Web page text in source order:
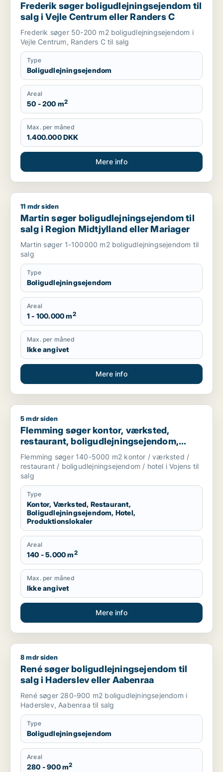
Frederik søger boligudlejningsejendom til
salg i Vejle Centrum eller Randers C
Frederik søger 50-200 m2 boligudlejningsejendom i
Vejle Centrum, Randers C til salg
Type
Boligudlejningsejendom
Areal
50 - 200 m2
Max. per måned
1.400.000 DKK
Mere info
Martin søger boligudlejningsejendom til salg i Region
11 mdr siden
Martin søger boligudlejningsejendom til
salg i Region Midtjylland eller Mariager
Martin søger 1-100000 m2 boligudlejningsejendom til
salg
Type
Boligudlejningsejendom
Areal
1 - 100.000 m2
Max. per måned
Ikke angivet
Mere info
Flemming søger kontor, værksted, restaurant,
5 mdr siden
Flemming søger kontor, værksted,
restaurant, boligudlejningsejendom,
hotel eller produktionslokaler til salg i
Vojens
Flemming søger 140-5000 m2 kontor / værksted /
restaurant / boligudlejningsejendom / hotel i Vojens til
salg
Type
Kontor, Værksted, Restaurant,
Boligudlejningsejendom, Hotel,
Produktionslokaler
Areal
140 - 5.000 m2
Max. per måned
Ikke angivet
Mere info
René søger boligudlejningsejendom til salg i Haderslev eller
8 mdr siden
René søger boligudlejningsejendom til
salg i Haderslev eller Aabenraa
René søger 280-900 m2 boligudlejningsejendom i
Haderslev, Aabenraa til salg
Type
Boligudlejningsejendom
Areal
280 - 900 m2